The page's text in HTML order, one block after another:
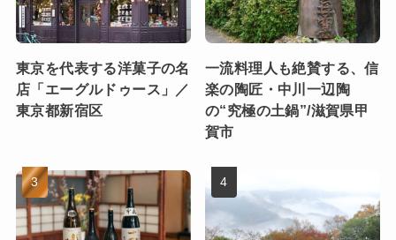
東京を代表する洋菓子の名
店「エーグルドゥース」／
東京都新宿区
一流料理人も絶賛する、信
楽の陶匠・中川一辺陶
の“究極の土鍋”/滋賀県甲
賀市